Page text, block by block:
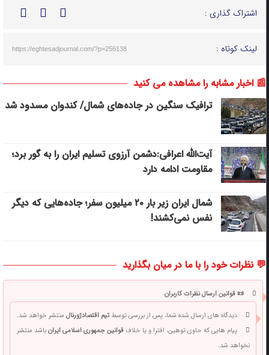
اشتراک گذاری :
لینک کوتاه : https://eghtesadjournal.com/?p=256138
📰 اخبار مشابه را مشاهده می کنید
ترافیک سنگین در جاده‌های شمال/ کندوان مسدود شد
آیت‌الله اعرافی:دشمن آرزوی تسلیم ایران را به گور برد؛
مقاومت ادامه دارد
شمال ایران زیر بار ۲۰ میلیون سفر؛ جاده‌هایی که دیگر
نفس نمی‌کشند!
💬 نظرات خود را با ما در میان بگذارید
📜 قوانین ارسال نظرات کاربران
دیدگاه های ارسال شده شما، پس از بررسی توسطتیم اقتصادژورنالمنتشر خواهد شد.
پیام هایی که حاوی توهین، افترا و یا خلافقوانین جمهوری اسلامی ایرانباشد منتشر
نخواهد شد.